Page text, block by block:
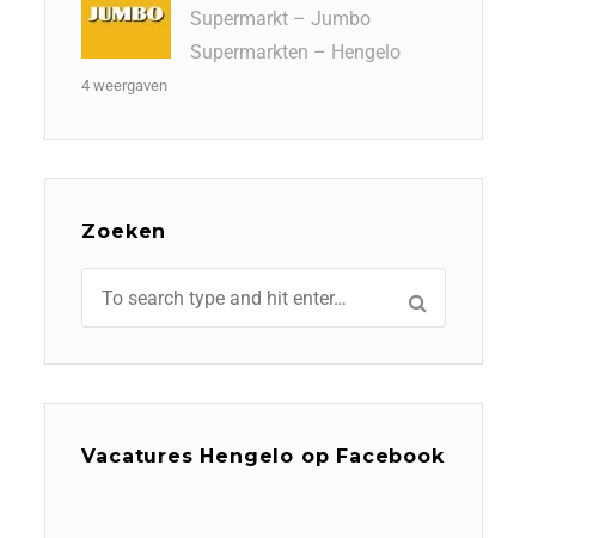
Supermarkt – Jumbo
Supermarkten – Hengelo
4 weergaven
Zoeken
Vacatures Hengelo op Facebook